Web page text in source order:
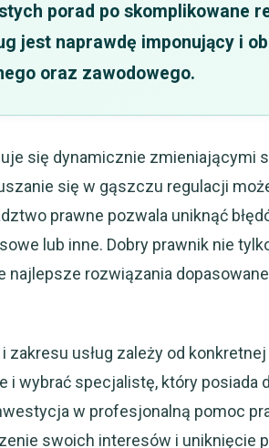
porad po skomplikowane
jest naprawdę imponujący i
oraz zawodowego.
się dynamicznie zmieniającymi
się w gąszczu regulacji
prawne pozwala uniknąć
lub inne. Dobry prawnik nie
najlepsze rozwiązania
zakresu usług zależy od
i wybrać specjalistę, który posiada
w profesjonalną pomoc
swoich interesów i uniknięcie